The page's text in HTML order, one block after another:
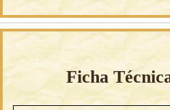
Ficha